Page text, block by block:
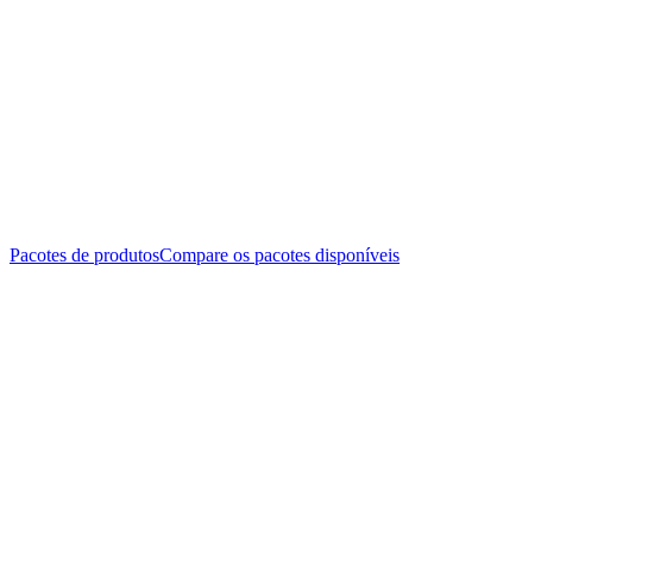
Pacotes de produtosCompare os pacotes disponíveis